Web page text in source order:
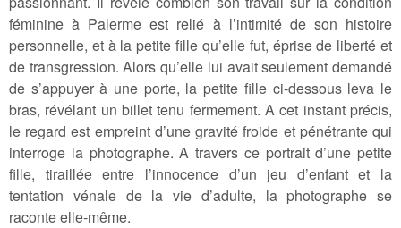
féminine à Palerme est relié à l’intimité de son histoire
personnelle, et à la petite fille qu’elle fut, éprise de liberté et
de transgression. Alors qu’elle lui avait seulement demandé
de s’appuyer à une porte, la petite fille ci-dessous leva le
bras, révélant un billet tenu fermement. A cet instant précis,
le regard est empreint d’une gravité froide et pénétrante qui
interroge la photographe. A travers ce portrait d’une petite
fille, tiraillée entre l’innocence d’un jeu d’enfant et la
tentation vénale de la vie d’adulte, la photographe se
raconte elle-même.